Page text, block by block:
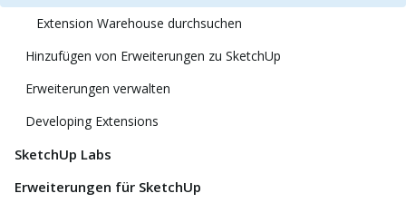
Extension Warehouse durchsuchen
Hinzufügen von Erweiterungen zu SketchUp
Erweiterungen verwalten
Developing Extensions
SketchUp Labs
Erweiterungen für SketchUp